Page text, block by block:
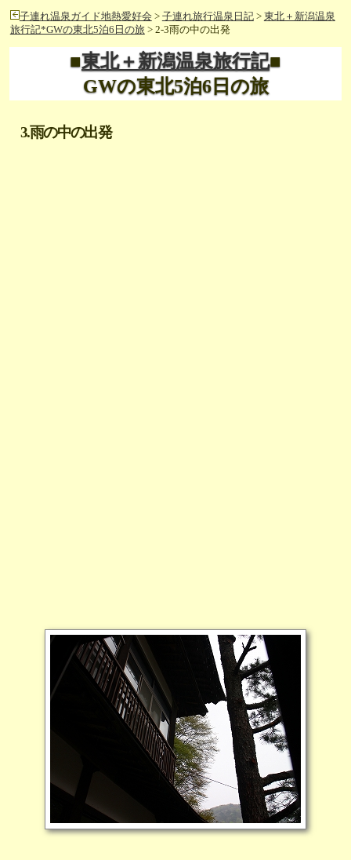
子連れ温泉ガイド地熱愛好会 > 子連れ旅行温泉日記> 東北＋新潟温泉
旅行記*GWの東北5泊6日の旅> 2-3雨の中の出発
■東北＋新潟温泉旅行記■
GWの東北5泊6日の旅
3.雨の中の出発